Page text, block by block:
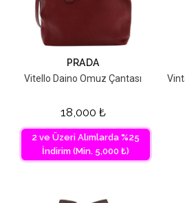
PRADA
Vitello Daino Omuz Çantası
18,000 ₺
2 ve Üzeri Alımlarda %25
İndirim (Min. 5,000 ₺)